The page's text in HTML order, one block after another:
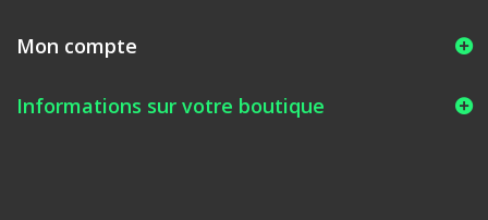
Mon compte
Informations sur votre boutique